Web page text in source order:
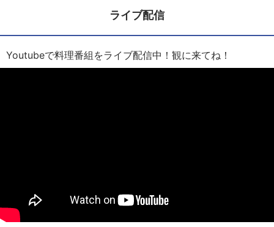
ライブ配信
Youtubeで料理番組をライブ配信中！観に来てね！